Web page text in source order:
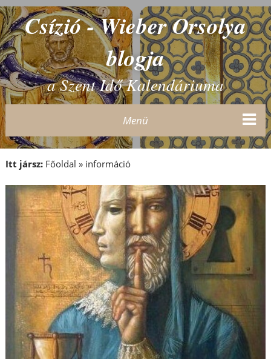
Csízió - Wieber Orsolya
blogja
a Szent Idő Kalendáriuma
Menü
Itt jársz: Főoldal » információ